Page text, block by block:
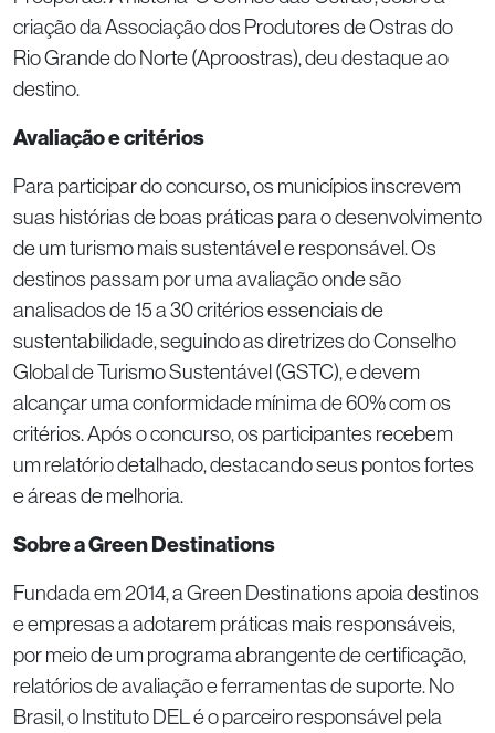
criação da Associação dos Produtores de Ostras do
Rio Grande do Norte (Aproostras), deu destaque ao
destino.
Avaliação e critérios
Para participar do concurso, os municípios inscrevem
suas histórias de boas práticas para o desenvolvimento
de um turismo mais sustentável e responsável. Os
destinos passam por uma avaliação onde são
analisados de 15 a 30 critérios essenciais de
sustentabilidade, seguindo as diretrizes do Conselho
Global de Turismo Sustentável (GSTC), e devem
alcançar uma conformidade mínima de 60% com os
critérios. Após o concurso, os participantes recebem
um relatório detalhado, destacando seus pontos fortes
e áreas de melhoria.
Sobre a Green Destinations
Fundada em 2014, a Green Destinations apoia destinos
e empresas a adotarem práticas mais responsáveis,
por meio de um programa abrangente de certificação,
relatórios de avaliação e ferramentas de suporte. No
Brasil, o Instituto DEL é o parceiro responsável pela